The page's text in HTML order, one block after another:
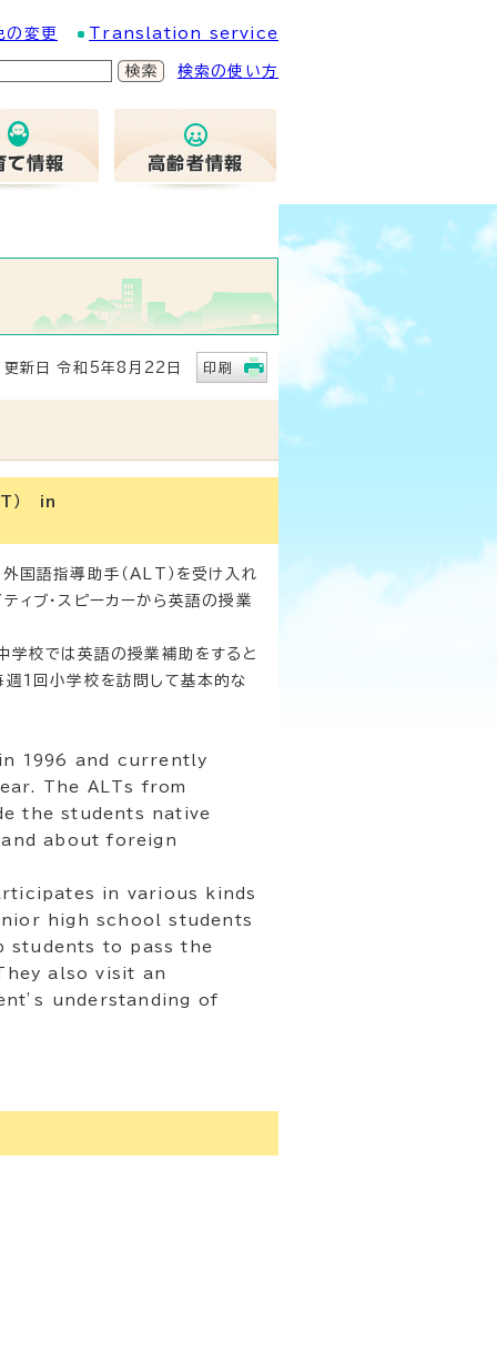
の変更 Translation service
検索の使い方
日 令和5年8月22日 印刷
） in
国語指導助手（ALT）を受け入れ
ィブ・スピーカーから英語の授業
学校では英語の授業補助をすると
週1回小学校を訪問して基本的な
1996 and currently
The ALTs from
the students native
about foreign
in various kinds
high school students
students to pass the
also visit an
understanding of